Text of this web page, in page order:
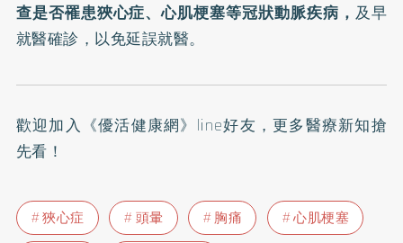
查是否罹患狹心症、心肌梗塞等冠狀動脈疾病， 及早
就醫確診，以免延誤就醫。
歡迎加入 《優活健康網》line好友 ，更多醫療新知搶
先看！
狹心症 頭暈 胸痛
心肌梗塞